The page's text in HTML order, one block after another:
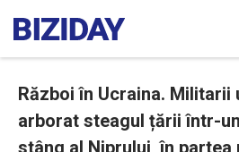
Război în Ucraina. Militarii
arborat steagul țării într-
stâng al Niprului, în partea